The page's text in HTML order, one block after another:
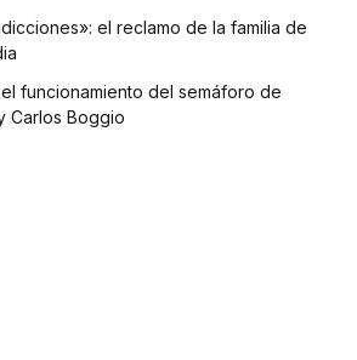
el reclamo de la familia de
funcionamiento del semáforo de
Carlos Boggio